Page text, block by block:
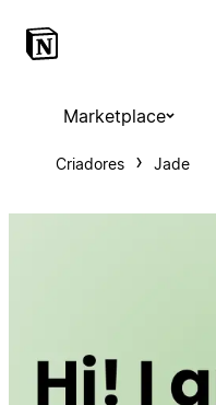
Marketplace
Criadores Jade